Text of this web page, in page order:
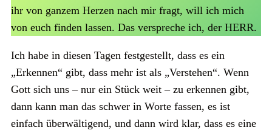
ihr von ganzem Herzen nach mir fragt, will ich mich
von euch finden lassen. Das verspreche ich, der HERR.
Ich habe in diesen Tagen festgestellt, dass es ein
„Erkennen“ gibt, dass mehr ist als „Verstehen“. Wenn
Gott sich uns – nur ein Stück weit – zu erkennen gibt,
dann kann man das schwer in Worte fassen, es ist
einfach überwältigend, und dann wird klar, dass es eine